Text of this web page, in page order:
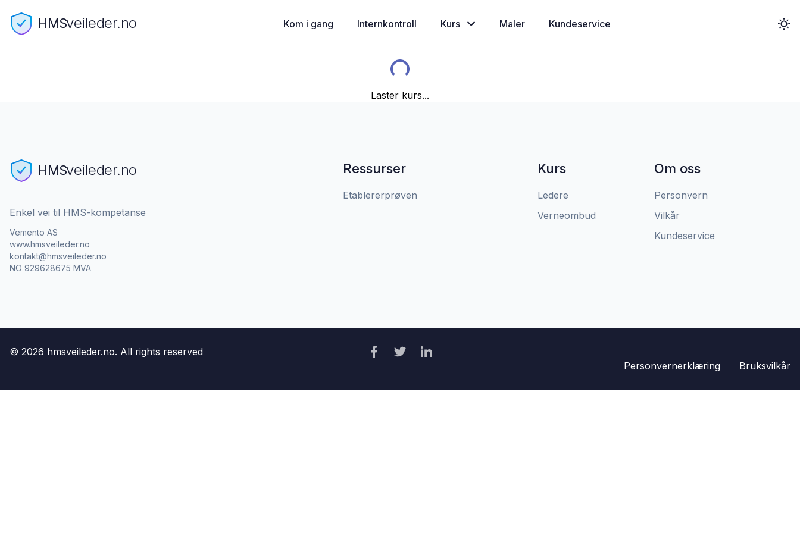
HMSveileder.no Kom i gang Internkontroll Kurs Maler Kundeservice
Laster kurs...
HMSveileder.no
Enkel vei til HMS-kompetanse
Vemento AS
www.hmsveileder.no
kontakt@hmsveileder.no
NO 929628675 MVA
Ressurser
Etablererprøven
Kurs
Ledere
Verneombud
Om oss
Personvern
Vilkår
Kundeservice
© 2026 hmsveileder.no. All rights reserved
Personvernerklæring
Bruksvilkår